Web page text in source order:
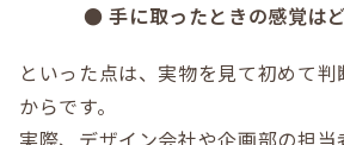
● 手に取ったときの感覚は
といった点は、実物を見て初めて
からです。